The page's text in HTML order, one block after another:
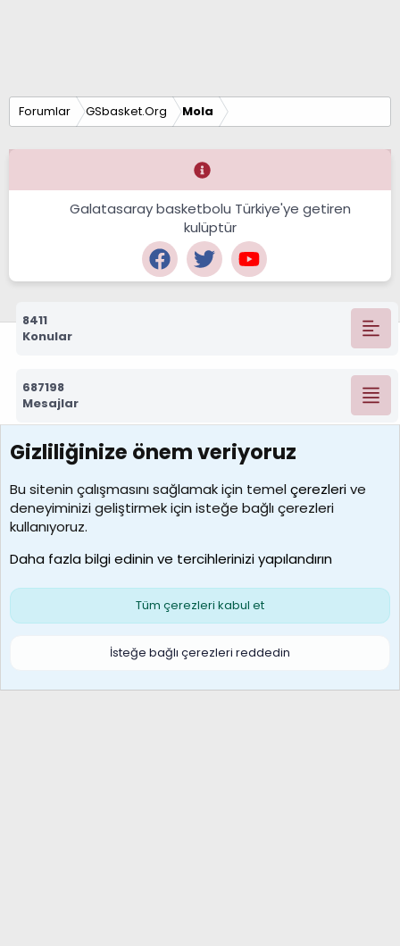
Forumlar GSbasket.Org Mola
Galatasaray basketbolu Türkiye'ye getiren
kulüptür
8411
Konular
687198
Mesajlar
7388
Kullanıcılar
borabekirogluu
Son üye
Çerezler
S
Gizliliğinize önem veriyoruz
Bu sitenin çalışmasını sağlamak için temelçerezlerive
deneyiminizi geliştirmek için isteğe bağlı çerezleri
kullanıyoruz.
Daha fazla bilgi edinin ve tercihlerinizi yapılandırın
Tüm çerezleri kabul et
İsteğe bağlı çerezleri reddedin